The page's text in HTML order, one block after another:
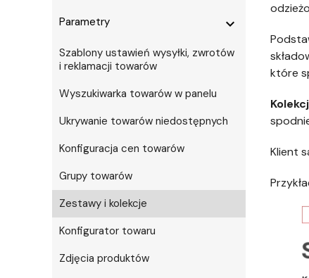
Parametry expand_more
Szablony ustawień wysyłki, zwrotów
i reklamacji towarów
Wyszukiwarka towarów w panelu
Ukrywanie towarów niedostępnych
Konfiguracja cen towarów
Grupy towarów
Zestawy i kolekcje
Konfigurator towaru
Zdjęcia produktów
które
Klient